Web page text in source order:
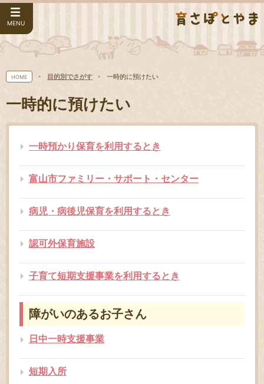
MENU
HOME 目的別でさがす 一時的に預けたい
一時的に預けたい
一時預かり保育を利用するとき
富山市ファミリー・サポート・センター
病児・病後児保育を利用するとき
認可外保育施設
子育て短期支援事業を利用するとき
障がいのあるお子さん
日中一時支援事業
短期入所